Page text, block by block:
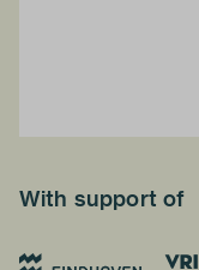
With support of